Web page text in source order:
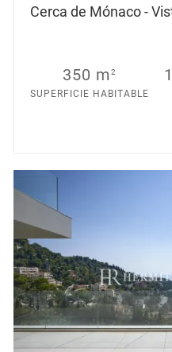
Cerca de Mónaco -
350 m2
SUPERFICIE HABITABLE